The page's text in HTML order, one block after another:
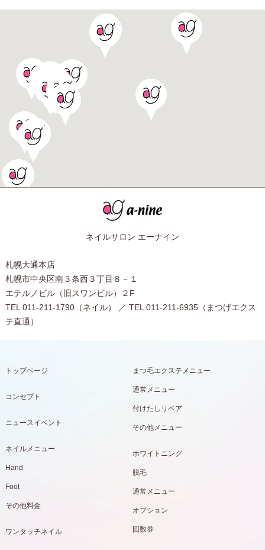
ネイルサロン エーナイン
札幌大通本店
札幌市中央区南３条西３丁目８－１
エテルノビル（旧スワンビル）２F
TEL 011-211-1790（ネイル） ／ TEL 011-211-6935（まつげエクス
テ直通）
トップページ
コンセプト
ニュースイベント
ネイルメニュー
Hand
Foot
その他料金
ワンタッチネイル
まつ毛エクステメニュー
通常メニュー
付けたしリペア
その他メニュー
ホワイトニング
脱毛
通常メニュー
オプション
回数券